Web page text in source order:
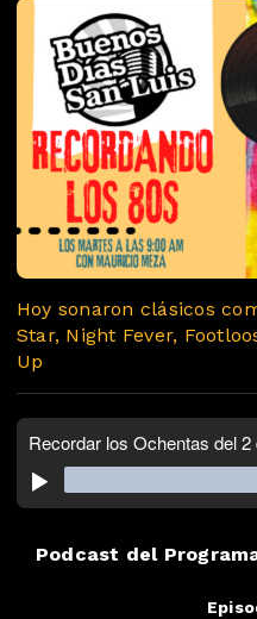
Hoy sonaron clásicos
Star, Night Fever,
Up
Podcast del